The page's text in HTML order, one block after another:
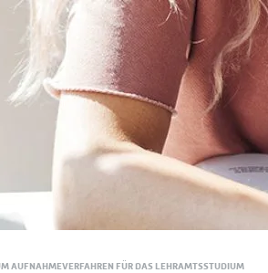
AUFNAHMEVERFAHREN FÜR DAS LEHRAMTSSTUDIUM